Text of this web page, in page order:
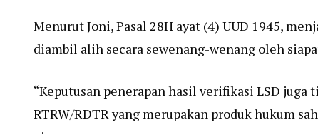
Menurut Joni, Pasal 28H ayat (4) UUD 1945,
diambil alih secara sewenang-wenang oleh
“Keputusan penerapan hasil verifikasi LSD juga
RTRW/RDTR yang merupakan produk hukum